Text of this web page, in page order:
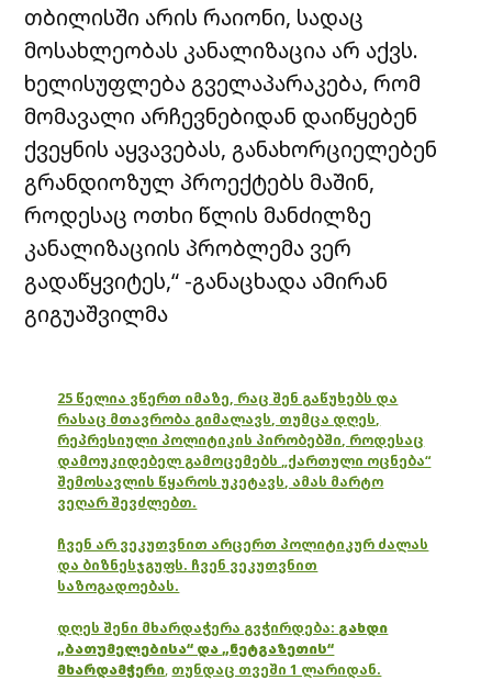
თბილისში არის რაიონი, სადაც
მოსახლეობას კანალიზაცია არ აქვს.
ხელისუფლება გველაპარაკება, რომ
მომავალი არჩევნებიდან დაიწყებენ
ქვეყნის აყვავებას, განახორციელებენ
გრანდიოზულ პროექტებს მაშინ,
როდესაც ოთხი წლის მანძილზე
კანალიზაციის პრობლემა ვერ
გადაწყვიტეს,“ -განაცხადა ამირან
გიგუაშვილმა
25 წელია ვწერთ იმაზე, რაც შენ გაწუხებს და
რასაც მთავრობა გიმალავს, თუმცა დღეს,
რეპრესიული პოლიტიკის პირობებში, როდესაც
დამოუკიდებელ გამოცემებს „ქართული ოცნება“
შემოსავლის წყაროს უკეტავს, ამას მარტო
ვეღარ შევძლებთ.
ჩვენ არ ვეკუთვნით არცერთ პოლიტიკურ ძალას
და ბიზნესჯგუფს. ჩვენ ვეკუთვნით
საზოგადოებას.
დღეს შენი მხარდაჭერა გვჭირდება: გახდი
„ბათუმელებისა“ და „ნეტგაზეთის“
მხარდამჭერი, თუნდაც თვეში 1 ლარიდან.